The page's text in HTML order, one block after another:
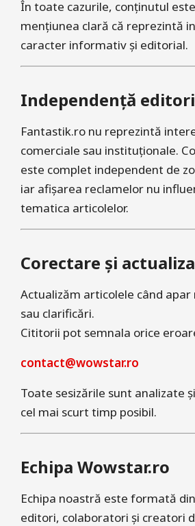
În toate cazurile, conținutul
mențiunea clară că reprezintă
caracter informativ și editorial.
Independență
Fantastik.ro nu reprezintă
comerciale sau instituționale.
este complet independent de
iar afișarea reclamelor nu
tematica articolelor.
Corectare și
Actualizăm articolele când
sau clarificări.
Cititorii pot semnala orice
contact@wowstar.ro
Toate sesizările sunt analizate
cel mai scurt timp posibil.
Echipa Wowstar.ro
Echipa noastră este formată
editori, colaboratori și creatori